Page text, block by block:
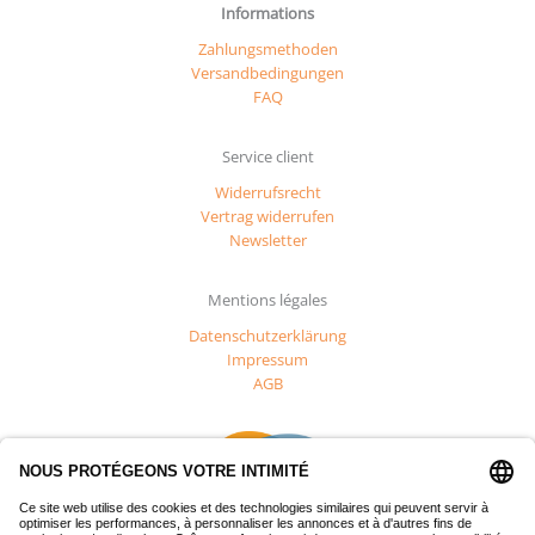
Informations
Zahlungsmethoden
Versandbedingungen
FAQ
Service client
Widerrufsrecht
Vertrag widerrufen
Newsletter
Mentions légales
Datenschutzerklärung
Impressum
AGB